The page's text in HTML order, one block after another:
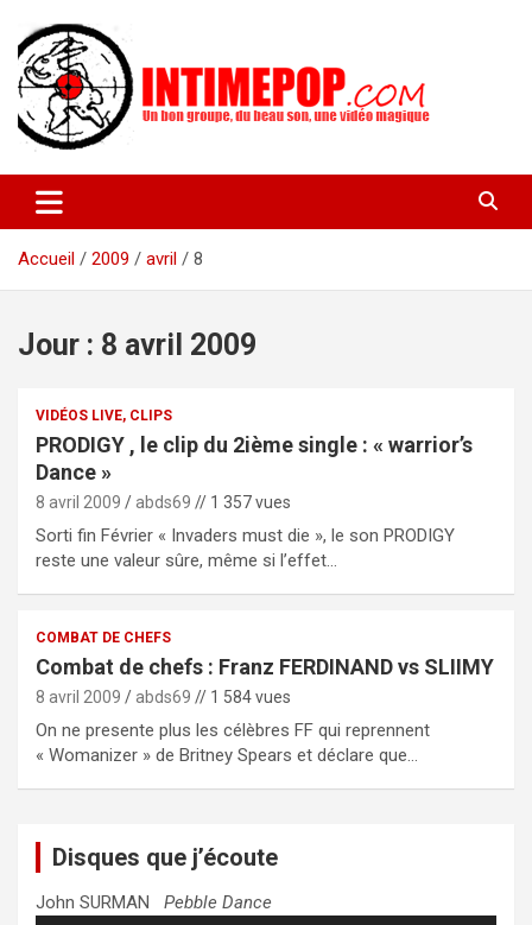
contenu
intimepop.com
actuelles pop rock, post-rock, indé sur Lyon. rock pop concert
lyon
Accueil
2009 avril 8
Jour : 8 avril 2009
VIDÉOS LIVE, CLIPS
PRODIGY , le clip du 2ième single : « warrior’s
Dance »
8 avril 2009 abds69 // 1 357 vues
Sorti fin Février « Invaders must die », le son PRODIGY
reste une valeur sûre, même si l’effet…
COMBAT DE CHEFS
Combat de chefs : Franz FERDINAND vs SLIIMY
8 avril 2009 abds69 // 1 584 vues
On ne presente plus les célèbres FF qui reprennent
« Womanizer » de Britney Spears et déclare que…
Disques que j’écoute
John SURMAN Pebble Dance